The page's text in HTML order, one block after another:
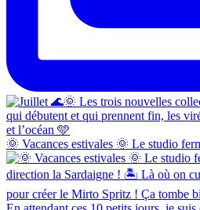
🌞 Vacances estivales 🌞 Le studio